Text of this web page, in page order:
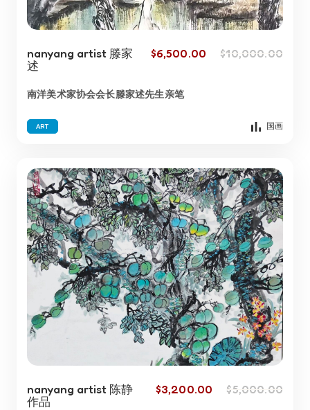
nanyang artist 滕家
述
$6,500.00 $10,000.00
南洋美术家协会会长滕家述先生亲笔
ART 国画
nanyang artist 陈静
作品
$3,200.00 $5,000.00